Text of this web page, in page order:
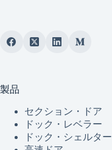
製品
セクション・ドア
ドック・レベラー
ドック・シェルター